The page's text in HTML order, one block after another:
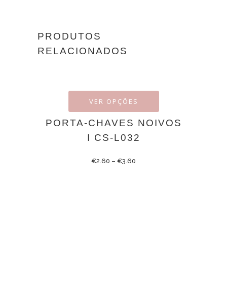
PRODUTOS
RELACIONADOS
VER OPÇÕES
PORTA-CHAVES NOIVOS
I CS-L032
€2.60 – €3.60